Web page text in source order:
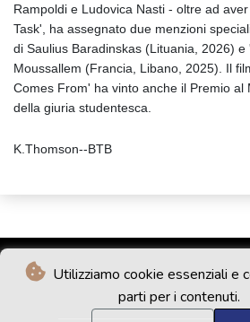
Utilizziamo cookie essenziali e
parti per i contenuti.
Rampoldi e Ludovica Nasti - oltre ad
Task', ha assegnato due menzioni
di Saulius Baradinskas (Lituania, 2026)
Moussallem (Francia, Libano, 2025). Il
Comes From' ha vinto anche il Premio al
della giuria studentesca.
K.Thomson--BTB